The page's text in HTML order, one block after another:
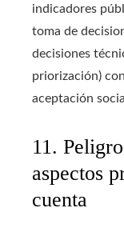
indicadores
toma de
decisiones
priorización)
aceptación
11.
aspectos
cuenta